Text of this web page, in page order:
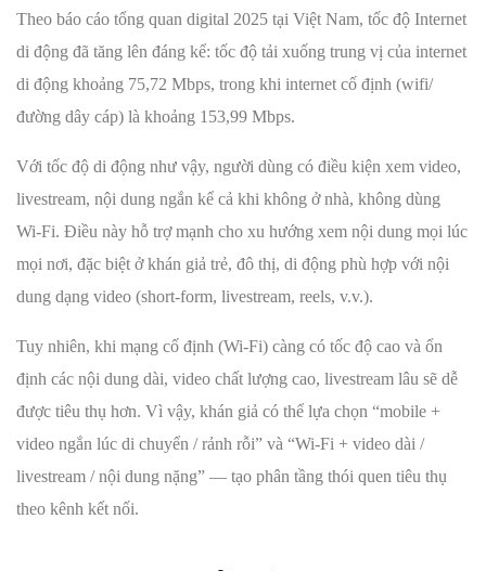
Theo báo cáo tổng quan digital 2025 tại Việt Nam, tốc độ Internet
di động đã tăng lên đáng kể: tốc độ tải xuống trung vị của internet
di động khoảng 75,72 Mbps, trong khi internet cố định (wifi/
đường dây cáp) là khoảng 153,99 Mbps.
Với tốc độ di động như vậy, người dùng có điều kiện xem video,
livestream, nội dung ngắn kể cả khi không ở nhà, không dùng
Wi‑Fi. Điều này hỗ trợ mạnh cho xu hướng xem nội dung mọi lúc
mọi nơi, đặc biệt ở khán giả trẻ, đô thị, di động phù hợp với nội
dung dạng video (short‑form, livestream, reels, v.v.).
Tuy nhiên, khi mạng cố định (Wi-Fi) càng có tốc độ cao và ổn
định các nội dung dài, video chất lượng cao, livestream lâu sẽ dễ
được tiêu thụ hơn. Vì vậy, khán giả có thể lựa chọn “mobile +
video ngắn lúc di chuyển / rảnh rỗi” và “Wi‑Fi + video dài /
livestream / nội dung nặng” — tạo phân tầng thói quen tiêu thụ
theo kênh kết nối.